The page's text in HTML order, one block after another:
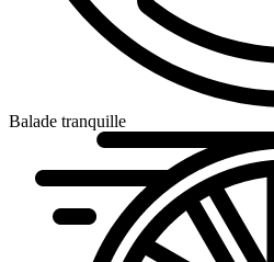
Balade tranquille